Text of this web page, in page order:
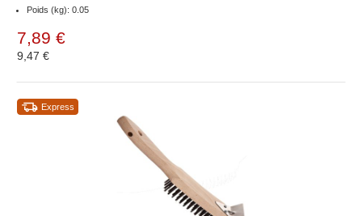
Poids (kg): 0.05
7,89 €
9,47 €
Express